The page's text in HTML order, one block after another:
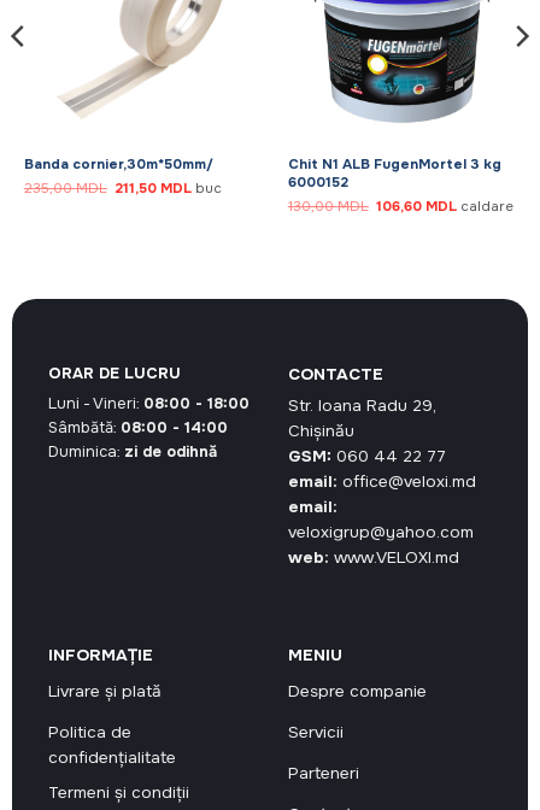
Banda cornier,30m*50mm/
235,00MDL Prețul
inițial
211,50 MDLPrețul
buc
Chit N1 ALB FugenMortel 3 kg
6000152
130,00MDL Prețul
inițial
106,60 MDLPrețul
caldare
CONTACTE
Str. Ioana Radu 29,
Chișinău
GSM: 060 44 22 77
email: office@veloxi.md
email:
veloxigrup@yahoo.com
web: www.VELOXI.md
INFORMAȚIE
Livrare și plată
Politica de
confidențialitate
Termeni și condiții
MENIU
Despre companie
Servicii
Parteneri
ORAR DE LUCRU
Luni - Vineri: 08:00 - 18:00
Sâmbătă: 08:00 - 14:00
Duminica: zi de odihnă